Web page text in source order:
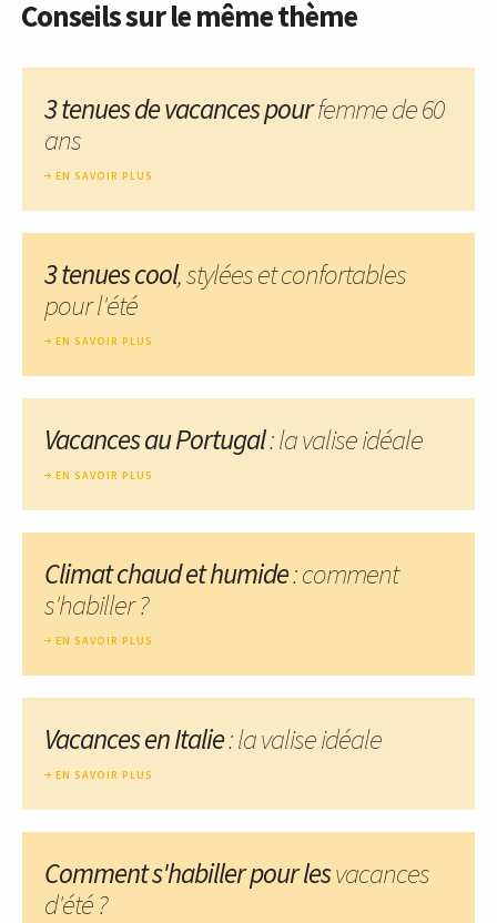
Conseils sur le même thème
3 tenues de vacances pourfemme de 60
ans
EN SAVOIR PLUS
3 tenues cool, stylées et confortables
pour l'été
EN SAVOIR PLUS
Vacances au Portugal: la valise idéale
EN SAVOIR PLUS
Climat chaud et humide: comment
s'habiller ?
EN SAVOIR PLUS
Vacances en Italie: la valise idéale
EN SAVOIR PLUS
Comment s'habiller pour lesvacances
d'été ?